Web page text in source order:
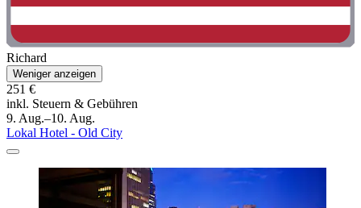
Richard
Weniger anzeigen
251 €
inkl. Steuern & Gebühren
9. Aug.–10. Aug.
Lokal Hotel - Old City